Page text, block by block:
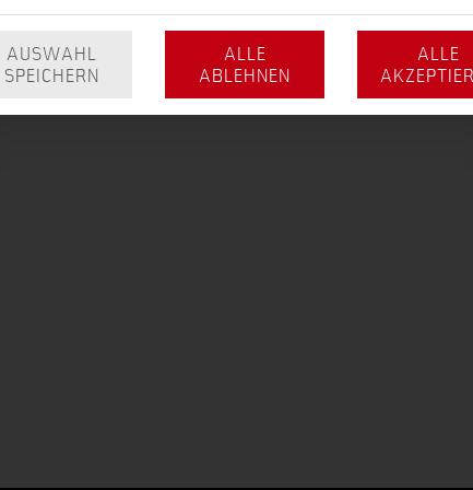
AUSWAHL
SPEICHERN
ALLE
ABLEHNEN
ALLE